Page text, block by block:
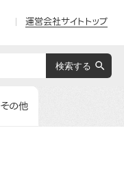
運営会社サイトトップ
その他